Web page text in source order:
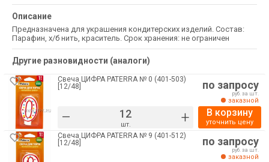
Описание
Предназначена для украшения кондитерских изделий. Состав:
Парафин, х/б нить, краситель. Срок хранения: не ограничен
Другие разновидности (аналоги)
Свеча ЦИФРА PATERRA № 0 (401-503)
[12/48]
– шт. +
по запросу
руб. за шт.
заказной
В корзину
уточнить цену
Свеча ЦИФРА PATERRA № 9 (401-512)
[12/48]
по запросу
руб. за шт.
заказной